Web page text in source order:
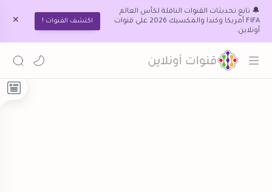
🔔 تابع تحديثات القنوات الناقلة لكأس العالم
FIFA أمريكا وكندا والمكسيك 2026 على قنوات
أونلاين.
اكتشف القنوات !